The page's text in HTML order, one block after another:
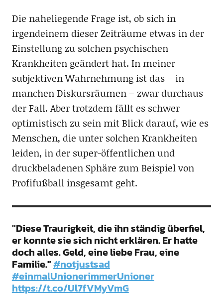
Die naheliegende Frage ist, ob sich in
irgendeinem dieser Zeiträume etwas in der
Einstellung zu solchen psychischen
Krankheiten geändert hat. In meiner
subjektiven Wahrnehmung ist das – in
manchen Diskursräumen – zwar durchaus
der Fall. Aber trotzdem fällt es schwer
optimistisch zu sein mit Blick darauf, wie es
Menschen, die unter solchen Krankheiten
leiden, in der super-öffentlichen und
druckbeladenen Sphäre zum Beispiel von
Profifußball insgesamt geht.
"Diese Traurigkeit, die ihn ständig überfiel,
er konnte sie sich nicht erklären. Er hatte
doch alles. Geld, eine liebe Frau, eine
Familie."#notjustsad
#einmalUnionerimmerUnioner
https://t.co/Ul7fVMyVmG